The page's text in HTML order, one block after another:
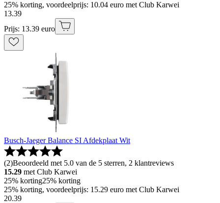
25% korting, voordeelprijs: 10.04 euro met Club Karwei
13.39
Prijs: 13.39 euro
Busch-Jaeger Balance SI Afdekplaat Wit
(2)Beoordeeld met 5.0 van de 5 sterren, 2 klantreviews
15.29 met Club Karwei
25% korting25% korting
25% korting, voordeelprijs: 15.29 euro met Club Karwei
20.39